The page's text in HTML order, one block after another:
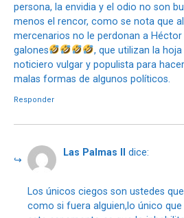
persona, la envidia y el odio no son
menos el rencor, como se nota que
mercenarios no le perdonan a
galones
, que utilizan la
noticiero vulgar y populista para
malas formas de algunos políticos.
Responder
Las Palmas ll dice:
Los únicos ciegos son ustedes
como si fuera alguien,lo único